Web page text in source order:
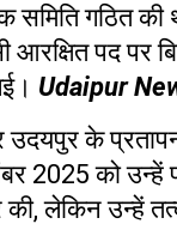
समिति गठित की
आरक्षित पद पर
Udaipur
उदयपुर के
2025को उन्हें
की,लेकिन उन्हें